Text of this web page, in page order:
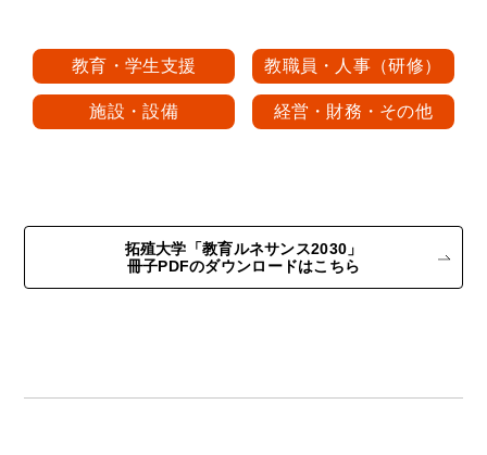
教育・学生支援 教職員・人事（研修）
施設・設備 経営・財務・その他
拓殖大学「教育ルネサンス2030」
冊子PDFのダウンロードはこちら